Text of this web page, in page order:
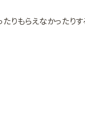
りもらえなかったり